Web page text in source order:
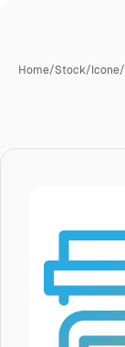
Home/Stock/Icone/